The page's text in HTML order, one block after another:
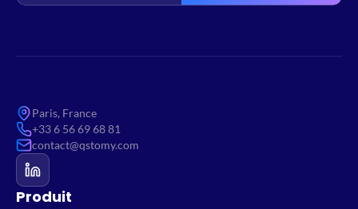
Paris, France
+33 6 56 69 68 81
contact@qstomy.com
Produit